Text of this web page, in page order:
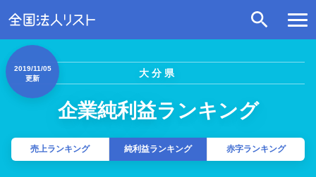
大分県
企業純利益ランキング
2019/11/05
更新
売上ランキング 純利益ランキング 赤字ランキング